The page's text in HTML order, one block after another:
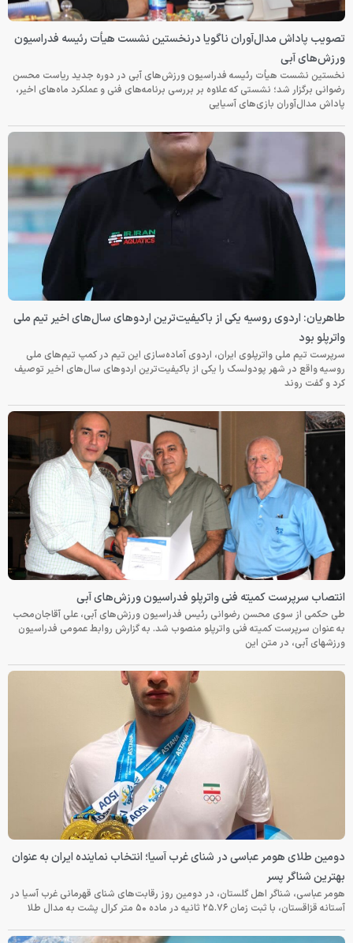
تصویب پاداش مدال‌آوران ناگویا درنخستین نشست هیأت رئیسه فدراسیون
ورزش‌های آبی
نخستین نشست هیأت رئیسه فدراسیون ورزش‌های آبی در دوره جدید ریاست محسن
رضوانی برگزار شد؛ نشستی که علاوه بر بررسی برنامه‌های فنی و عملکرد ماه‌های اخیر،
پاداش مدال‌آوران بازی‌های آسیایی
طاهریان: اردوی روسیه یکی از باکیفیت‌ترین اردوهای سال‌های اخیر تیم ملی
واترپلو بود
سرپرست تیم ملی واترپلوی ایران، اردوی آماده‌سازی این تیم در کمپ تیم‌های ملی
روسیه واقع در شهر پودولسک را یکی از باکیفیت‌ترین اردوهای سال‌های اخیر توصیف
کرد و گفت روند
انتصاب سرپرست کمیته فنی واترپلو فدراسیون ورزش‌های آبی
طی حکمی از سوی محسن رضوانی رئیس فدراسیون ورزش‌های آبی، علی آقاجان‌محب
به عنوان سرپرست کمیته فنی واترپلو منصوب شد. به گزارش روابط عمومی فدراسیون
ورزشهای آبی، در متن این
دومین طلای هومر عباسی در شنای غرب آسیا؛ انتخاب نماینده ایران به عنوان
بهترین شناگر پسر
هومر عباسی، شناگر اهل گلستان، در دومین روز رقابت‌های شنای قهرمانی غرب آسیا در
آستانه قزاقستان، با ثبت زمان ۲۵.۷۶ ثانیه در ماده ۵۰ متر کرال پشت به مدال طلا